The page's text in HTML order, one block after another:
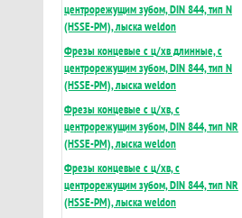
центрорежущим зубом, DIN 844, тип N
(HSSE-PM), лыска weldon
Фрезы концевые с ц/хв длинные, с
центрорежущим зубом, DIN 844, тип N
(HSSE-PM), лыска weldon
Фрезы концевые с ц/хв, с
центрорежущим зубом, DIN 844, тип NR
(HSSE-PM), лыска weldon
Фрезы концевые с ц/хв, с
центрорежущим зубом, DIN 844, тип NR
(HSSE-PM), лыска weldon